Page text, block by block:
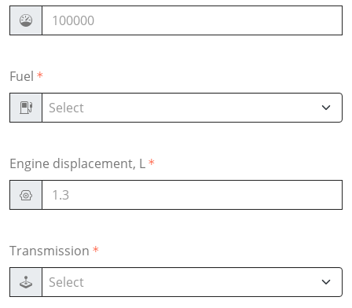
Fuel
Select
Engine displacement, L
Transmission
Select